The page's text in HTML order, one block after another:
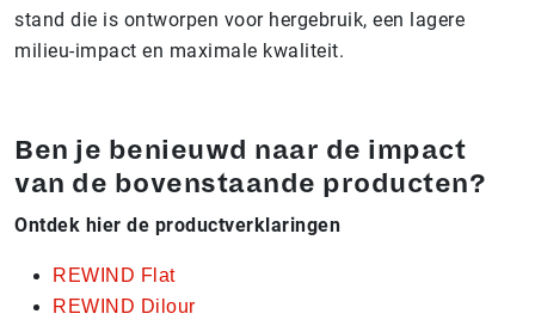
stand die is ontworpen voor hergebruik, een lagere
milieu-impact en maximale kwaliteit.
Ben je benieuwd naar de impact
van de bovenstaande producten?
Ontdek hier de productverklaringen
REWIND Flat
REWIND Dilour